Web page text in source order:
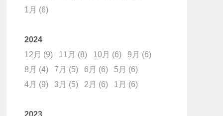
1月 (6)
2024
12月 (9) 11月 (8) 10月 (6) 9月 (6)
8月 (4) 7月 (5) 6月 (6) 5月 (6)
4月 (9) 3月 (5) 2月 (6) 1月 (6)
2023